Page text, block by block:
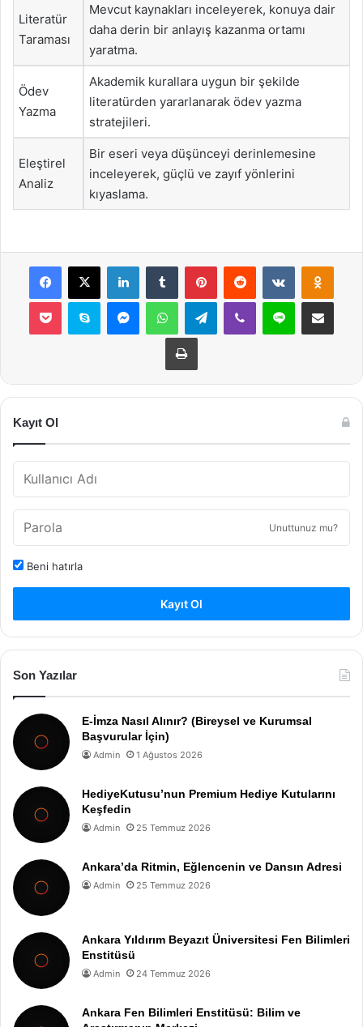
Literatür
Taraması
Mevcut kaynakları inceleyerek, konuya dair
daha derin bir anlayış kazanma ortamı
yaratma.
Ödev
Yazma
Akademik kurallara uygun bir şekilde
literatürden yararlanarak ödev yazma
stratejileri.
Eleştirel
Analiz
Bir eseri veya düşünceyi derinlemesine
inceleyerek, güçlü ve zayıf yönlerini
kıyaslama.
Facebook
X LinkedInTumblr PinterestReddit VKontakte
Pocket Skype MessengerWhatsAppTelegramViber Line E-Posta ile
Yazdır
Kayıt Ol
Unuttunuz mu?
Beni hatırla
Kayıt Ol
Son Yazılar
E-İmza Nasıl Alınır? (Bireysel ve Kurumsal
Başvurular İçin)
Admin 1 Ağustos 2026
HediyeKutusu’nun Premium Hediye Kutularını
Keşfedin
Admin 25 Temmuz 2026
Ankara’da Ritmin, Eğlencenin ve Dansın Adresi
Admin 25 Temmuz 2026
Ankara Yıldırım Beyazıt Üniversitesi Fen Bilimleri
Enstitüsü
Admin 24 Temmuz 2026
Ankara Fen Bilimleri Enstitüsü: Bilim ve